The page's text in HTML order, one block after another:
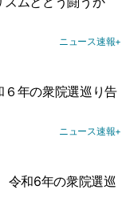
ニュース速報+
６年の衆院選巡り告
ニュース速報+
令和6年の衆院選巡